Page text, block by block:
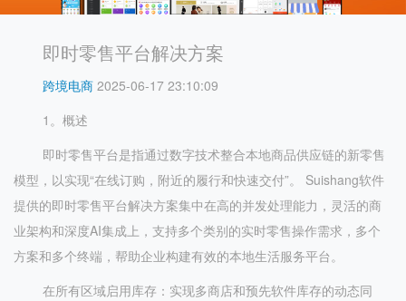
即时零售平台解决方案
跨境电商 2025-06-17 23:10:09
1。概述
即时零售平台是指通过数字技术整合本地商品供应链的新零售
模型，以实现“在线订购，附近的履行和快速交付”。 Suishang软件
提供的即时零售平台解决方案集中在高的并发处理能力，灵活的商
业架构和深度AI集成上，支持多个类别的实时零售操作需求，多个
方案和多个终端，帮助企业构建有效的本地生活服务平台。
在所有区域启用库存：实现多商店和预先软件库存的动态同